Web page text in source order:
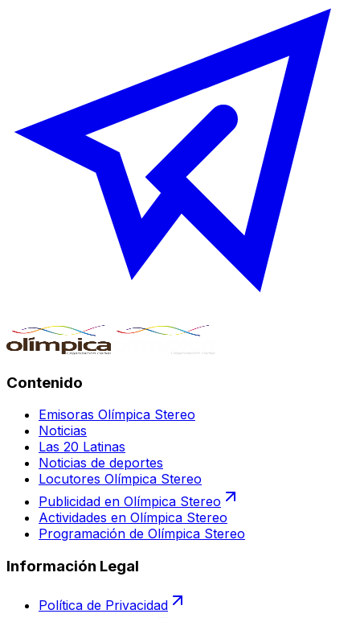
Contenido
Emisoras Olímpica Stereo
Noticias
Las 20 Latinas
Noticias de deportes
Locutores Olímpica Stereo
Publicidad en Olímpica Stereo
Actividades en Olímpica Stereo
Programación de Olímpica Stereo
Información Legal
Política de Privacidad